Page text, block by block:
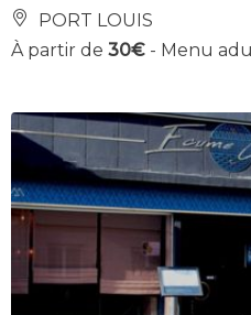
PORT LOUIS
À partir de 30€ - Menu